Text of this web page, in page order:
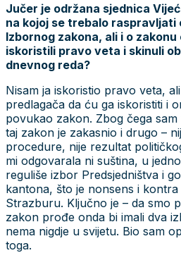
Jučer je održana sjednica
na kojoj se trebalo raspravljati
Izbornog zakona, ali i o
iskoristili pravo veta i skinuli
dnevnog reda?
Nisam ja iskoristio pravo veta,
predlagača da ću ga iskoristiti i
povukao zakon. Zbog čega
taj zakon je zakasnio i drugo –
procedure, nije rezultat
mi odgovarala ni suština, u
reguliše izbor Predsjedništva i
kantona, što je nonsens i
Strazburu. Ključno je – da smo
zakon prođe onda bi imali dva
nema nigdje u svijetu. Bio sam
toga.